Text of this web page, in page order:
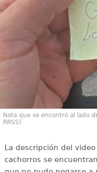
Nota que se encontró al lado
RRSS)
La descripción del
cachorros se